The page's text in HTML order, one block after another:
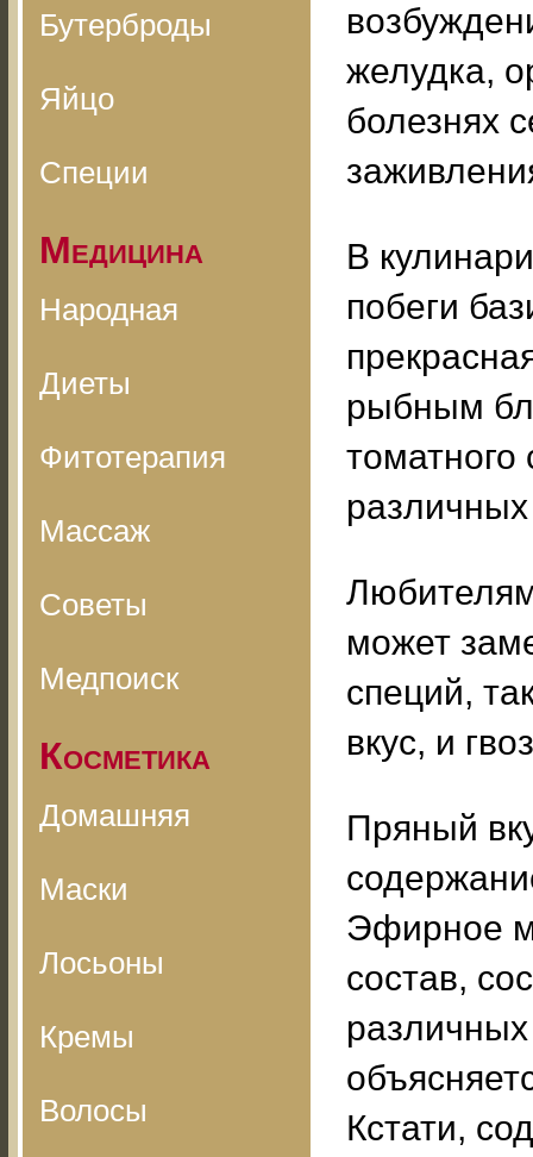
Бутерброды
Яйцо
Специи
Медицина
Народная
Диеты
Фитотерапия
Массаж
Советы
Медпоиск
Косметика
Домашняя
Маски
Лосьоны
Кремы
Волосы
желудка,
болезнях
В
побеги
рыбным
томатного
может
специй,
вкус, и
Пряный
Эфирное
состав,
Кстати,